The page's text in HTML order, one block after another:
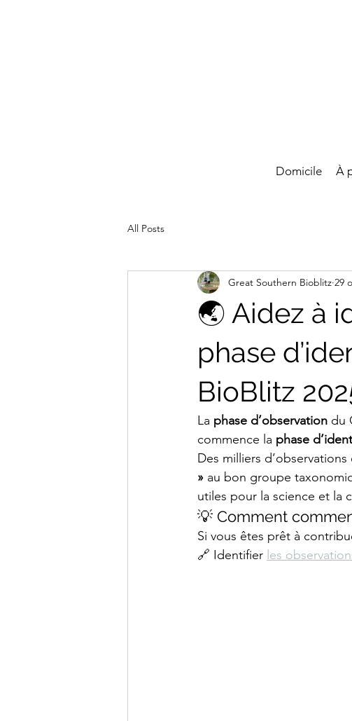
Domicile À
All Posts
🌏 Aidez à
phase
BioBlitz
Great Southern Bioblitz 29
La phase d’observation du
commence la phase
Des milliers
» au bon groupe
utiles pour la science et la
💡 Comment
Si vous êtes prêt à
🔗 Identifier les